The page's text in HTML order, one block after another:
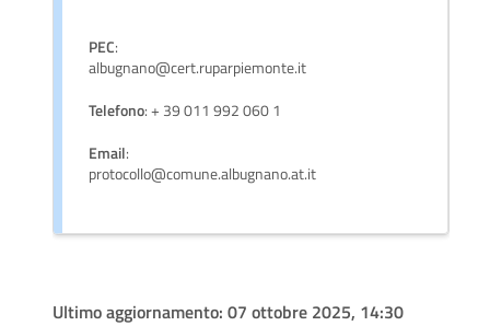
PEC:
albugnano@cert.ruparpiemonte.it
Telefono: + 39 011 992 060 1
Email:
protocollo@comune.albugnano.at.it
Ultimo aggiornamento: 07 ottobre 2025, 14:30